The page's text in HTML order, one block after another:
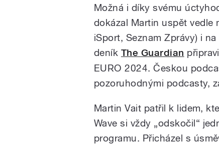
Možná i díky svému
dokázal Martin uspět vedle
iSport, Seznam Zprávy) i
deník The Guardian
EURO 2024. Českou
pozoruhodnými podcasty,
Martin Vait patřil k lidem,
Wave si vždy „odskočil“
programu. Přicházel s